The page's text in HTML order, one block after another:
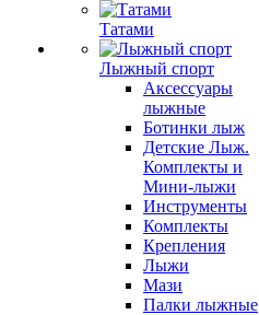
Татами
Лыжный спорт
Аксессуары
лыжные
Ботинки лыж
Детские Лыж.
Комплекты и
Мини-лыжи
Инструменты
Комплекты
Крепления
Лыжи
Мази
Палки лыжные